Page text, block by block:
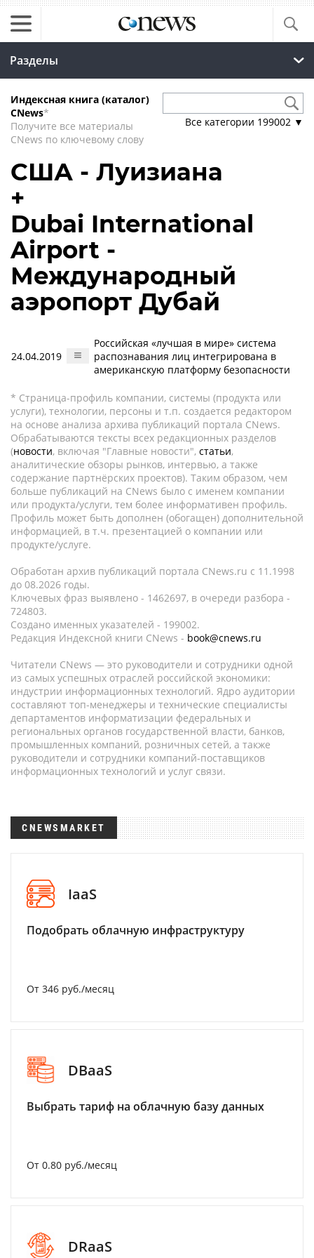
Разделы
Индексная книга (каталог)
CNews*
Получите все материалы
CNews по ключевому слову
Все категории 199002 ▼
США - Луизиана
+
Dubai International
Airport -
Международный
аэропорт Дубай
24.04.2019
Российская «лучшая в мире» система
распознавания лиц интегрирована в
американскую платформу безопасности
* Страница-профиль компании, системы (продукта или
услуги), технологии, персоны и т.п. создается редактором
на основе анализа архива публикаций портала CNews.
Обрабатываются тексты всех редакционных разделов
(новости, включая "Главные новости", статьи,
аналитические обзоры рынков, интервью, а также
содержание партнёрских проектов). Таким образом, чем
больше публикаций на CNews было с именем компании
или продукта/услуги, тем более информативен профиль.
Профиль может быть дополнен (обогащен) дополнительной
информацией, в т.ч. презентацией о компании или
продукте/услуге.
Обработан архив публикаций портала CNews.ru c 11.1998
до 08.2026 годы.
Ключевых фраз выявлено - 1462697, в очереди разбора -
724803.
Создано именных указателей - 199002.
Редакция Индексной книги CNews - book@cnews.ru
Читатели CNews — это руководители и сотрудники одной
из самых успешных отраслей российской экономики:
индустрии информационных технологий. Ядро аудитории
составляют топ-менеджеры и технические специалисты
департаментов информатизации федеральных и
региональных органов государственной власти, банков,
промышленных компаний, розничных сетей, а также
руководители и сотрудники компаний-поставщиков
информационных технологий и услуг связи.
CNEWSMARKET
IaaS
Подобрать облачную инфраструктуру
От 346 руб./месяц
DBaaS
Выбрать тариф на облачную базу данных
От 0.80 руб./месяц
DRaaS